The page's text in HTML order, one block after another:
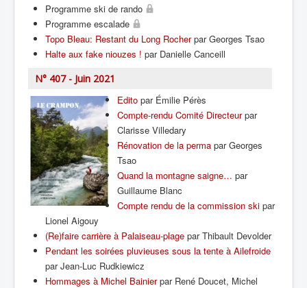
Programme ski de rando
Programme escalade
Topo Bleau: Restant du Long Rocherpar Georges Tsao
Halte aux fake niouzes ! par Danielle Canceill
N° 407 - Juin 2021
Edito par Émilie Pérès
Compte-rendu Comité Directeurpar
Clarisse Villedary
Rénovation de la perma par Georges
Tsao
Quand la montagne saigne… par
Guillaume Blanc
Compte rendu de la commission ski par
Lionel Aigouy
(Re)faire carrière à Palaiseau-plage par Thibault Devolder
Pendant les soirées pluvieuses sous la tente à Ailefroide
par Jean-Luc Rudkiewicz
Hommages à Michel Bainierpar René Doucet, Michel